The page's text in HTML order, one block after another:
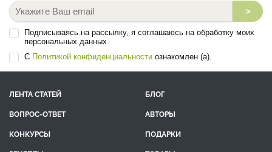
>
Подписываясь на рассылку, я соглашаюсь на обработку моих
персональных данных.
С Политикой конфиденциальности ознакомлен (а).
ЛЕНТА СТАТЕЙ
БЛОГ
ВОПРОС-ОТВЕТ
АВТОРЫ
КОНКУРСЫ
ПОДАРКИ